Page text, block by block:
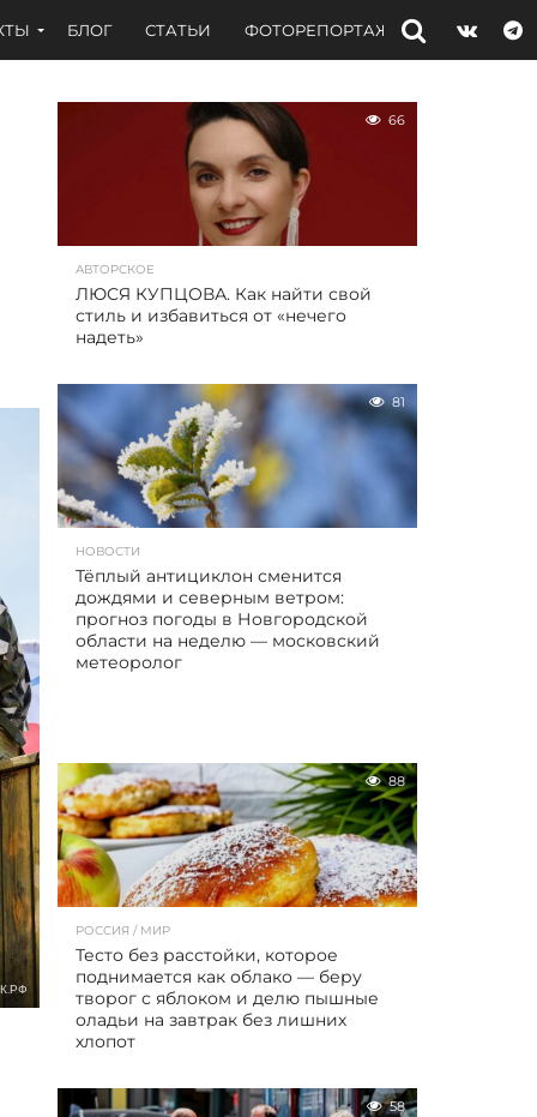
БЛОГ СТАТЬИ ФОТОРЕПОРТАЖИ ИНТЕРВЬЮ
66
АВТОРСКОЕ
ЛЮСЯ КУПЦОВА. Как найти свой
стиль и избавиться от «нечего
надеть»
81
НОВОСТИ
Тёплый антициклон сменится
дождями и северным ветром:
прогноз погоды в Новгородской
области на неделю — московский
метеоролог
88
РОССИЯ / МИР
Тесто без расстойки, которое
поднимается как облако — беру
творог с яблоком и делю пышные
оладьи на завтрак без лишних
хлопот
58